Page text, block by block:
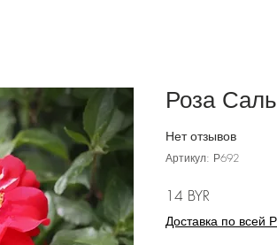
Роза
Нет отзывов
Артикул: Р692
14 BYR
Доставка по всей